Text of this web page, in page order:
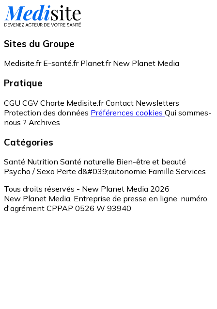
Sites du Groupe
Medisite.fr E-santé.fr Planet.fr New Planet Media
Pratique
CGU CGV Charte Medisite.fr Contact Newsletters
Protection des données Préférences cookies Qui sommes-
nous ? Archives
Catégories
Santé Nutrition Santé naturelle Bien-être et beauté
Psycho / Sexo Perte d&#039;autonomie Famille Services
Tous droits réservés - New Planet Media 2026
New Planet Media, Entreprise de presse en ligne, numéro
d'agrément CPPAP 0526 W 93940